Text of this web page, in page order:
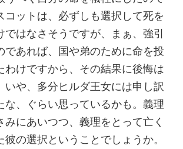
コットは、必ずしも選択して死を
ではなさそうですが、まぁ、強引
であれば、国や弟のために命を投
わけですから、その結果に後悔は
いや、多分ヒルダ王女には申し訳
な、ぐらい思っているかも。義理
みにあいつつ、義理をとって亡く
彼の選択ということでしょうか。